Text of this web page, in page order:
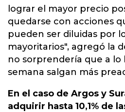
lograr el mayor precio
quedarse con acciones
pueden ser diluidas por
mayoritarios", agregó la
no sorprendería que a lo
semana salgan más
En el caso de Argos y
adquirir hasta 10,1% de